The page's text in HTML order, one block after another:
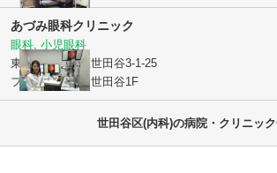
あづみ眼科クリニック
眼科, 小児眼科
東京都世田谷区 世田谷3-1-25
フローリッシュ世田谷1F
世田谷区(内科)の病院・クリニッ